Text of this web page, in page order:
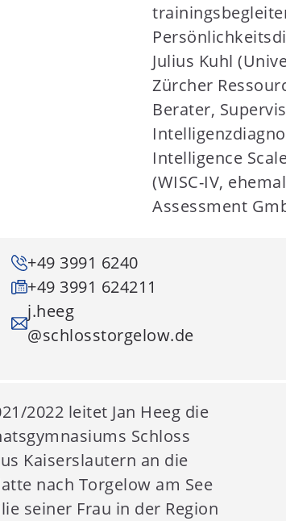
Julius Kuhl
Zürcher
Berater,
Intelligence
(WISC-IV,
Assessment
+49 3991 6240
+49 3991 624211
j.heeg
@schlosstorgelow.de
2022 leitet Jan Heeg die
Schloss
Kaiserslautern an die
nach Torgelow am See
seiner Frau in der Region